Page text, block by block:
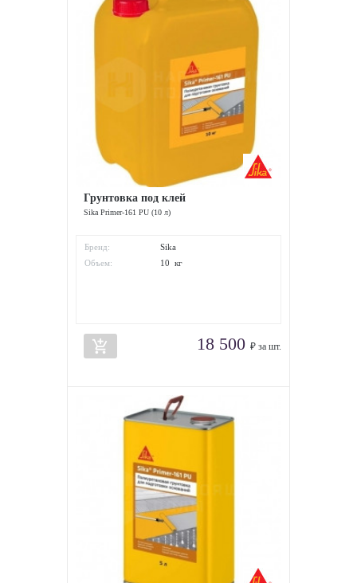
Грунтовка под клей
Sika Primer-161 PU (10 л)
Бренд:
Sika
Объем:
10 кг
add_shopping_cart 18 500 ₽ за шт.